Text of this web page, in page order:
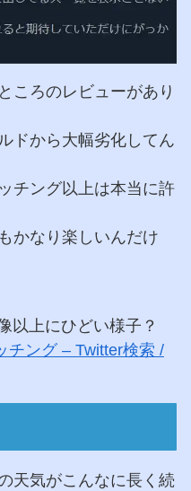
ころのレビューがあり
ドから大幅劣化してん
チング以上は本当に許
かなり楽しいんだけ
以上にひどい様子？
ング – Twitter検索 /
天気がこんなに長く続